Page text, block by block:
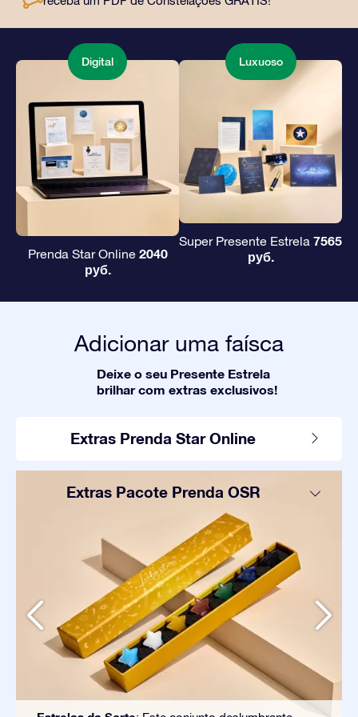
amigos e entes queridos.
Digital
Prenda Star Online 2040
руб.
Luxuoso
Super Presente Estrela 7565
руб.
Adicionar uma faísca
Deixe o seu Presente Estrela
brilhar com extras exclusivos!
Extras Prenda Star Online
Extras Pacote Prenda OSR